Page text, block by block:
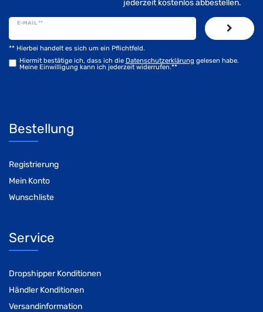
jederzeit kostenlos abbestellen.
E-MAIL **
Hiermit bestätige ich, dass ich die Daten­schutz­erklärung gelesen habe.
Meine Einwilligung kann ich jederzeit widerrufen.**
** Hierbei handelt es sich um ein Pflichtfeld.
Bestellung
Registrierung
Mein Konto
Wunschliste
Service
Dropshipper Konditionen
Händler Konditionen
Versandinformation